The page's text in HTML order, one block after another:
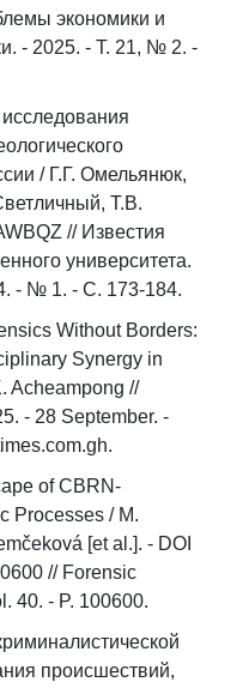
экономики и
- 2025. - Т. 21, № 2. -
/ Г.Г. Омельянюк,
Т.В.
// Известия
университета.
- № 1. - С. 173-184.
Without Borders:
Synergy in
Acheampong //
- 28 September. -
of CBRN-
Processes / M.
[et al.]. - DOI
// Forensic
40. - P. 100600.
происшествий,